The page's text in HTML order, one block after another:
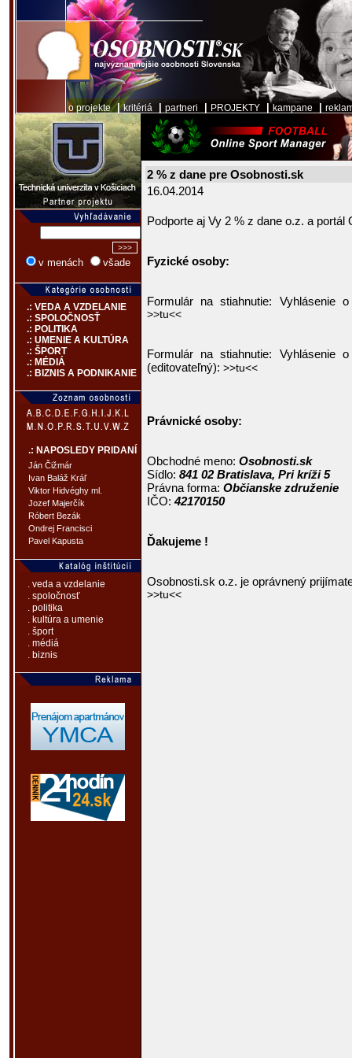
o projekte|kritériá partneri PROJEKTY kampane
v menách všade
.: VEDA A VZDELANIE
.: SPOLOČNOSŤ
.: POLITIKA
.: UMENIE A KULTÚRA
.: ŠPORT
.: MÉDIÁ
.: BIZNIS A PODNIKANIE
.: NAPOSLEDY PRIDANÍ
Ján Čižmár
Ivan Baláž Kráľ
Viktor Hidvéghy ml.
Jozef Majerčík
Róbert Bezák
Ondrej Francisci
Pavel Kapusta
. veda a vzdelanie
. spoločnosť
. politika
. kultúra a umenie
. šport
. médiá
. biznis
2 % z dane pre Osobnosti.sk
16.04.2014
Podporte aj Vy 2 % z dane o.z. a portál
Fyzické osoby:
Formulár na stiahnutie: Vyhlásenie
>>tu<<
Formulár na stiahnutie: Vyhlásenie
(editovateľný): >>tu<<
Právnické osoby:
Obchodné meno: Osobnosti.sk
Sídlo: 841 02 Bratislava, Pri kríži 5
Právna forma: Občianske združenie
IČO:42170150
Ďakujeme !
Osobnosti.sk o.z. je oprávnený
>>tu<<